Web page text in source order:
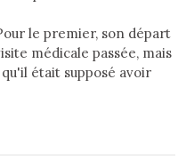
le premier, son départ
médicale passée, mais
était supposé avoir